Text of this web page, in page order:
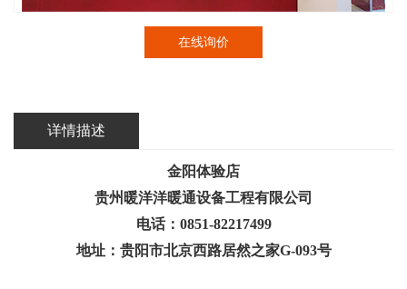
在线询价
详情描述
金阳体验店
贵州暖洋洋暖通设备工程有限公司
电话：0851-82217499
地址：贵阳市北京西路居然之家G-093号